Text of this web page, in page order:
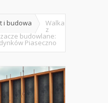
i budowa Walka
z
budowlane:
Piaseczno